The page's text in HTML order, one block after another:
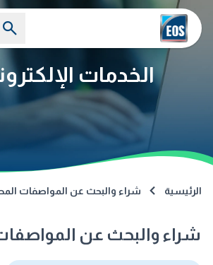
الخدمات
الرئيسية شراء والبحث عن المواصفات
شراء والبحث عن